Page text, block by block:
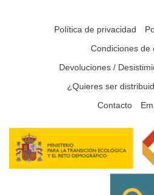
Política de privacidad
Condiciones de
Devoluciones /
¿Quieres ser
Contacto